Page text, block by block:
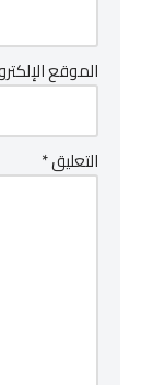
الموقع
التعليق*